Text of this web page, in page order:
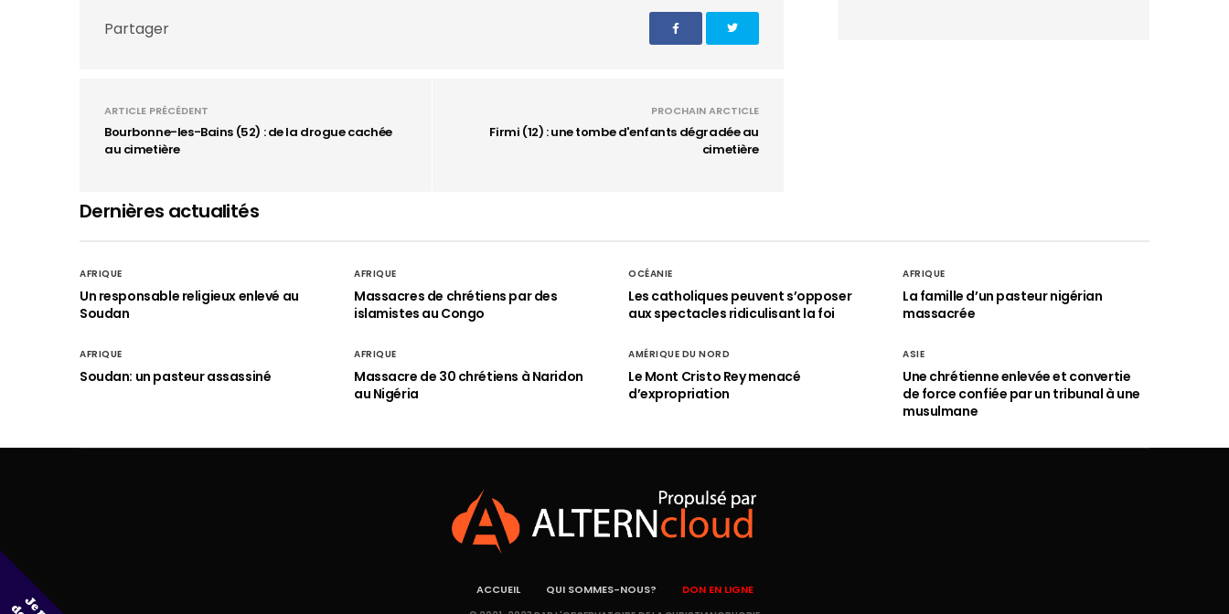
Partager
ARTICLE PRÉCÉDENT
Bourbonne-les-Bains (52) : de la drogue cachée
au cimetière
PROCHAIN ARCTICLE
Firmi (12) : une tombe d'enfants dégradée au
cimetière
Dernières actualités
AFRIQUE
Un responsable religieux enlevé au
Soudan
AFRIQUE
Massacres de chrétiens par des
islamistes au Congo
OCÉANIE
Les catholiques peuvent s’opposer
aux spectacles ridiculisant la foi
AFRIQUE
La famille d’un pasteur nigérian
massacrée
AFRIQUE
Soudan: un pasteur assassiné
AFRIQUE
Massacre de 30 chrétiens à Naridon
au Nigéria
AMÉRIQUE DU NORD
Le Mont Cristo Rey menacé
d’expropriation
ASIE
Une chrétienne enlevée et convertie
de force confiée par un tribunal à une
musulmane
ACCUEIL QUI SOMMES-NOUS? DON EN LIGNE